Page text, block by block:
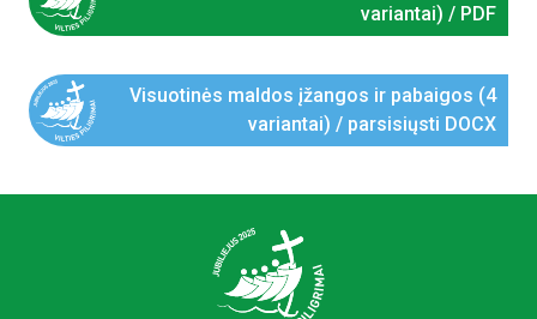
variantai) / PDF
Visuotinės maldos įžangos ir pabaigos (4
variantai) / parsisiųsti DOCX